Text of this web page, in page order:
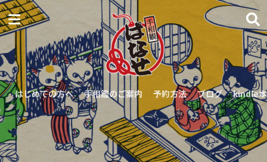
はじめての方へ 手相鑑のご案内 予約方法 ブログ kindle本